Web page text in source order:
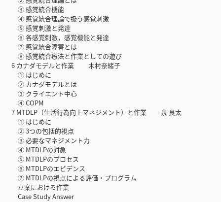
③ 感覚統合機能
④ 感覚統合理論で扱う感覚刺激
⑤ 感覚刺激と発達
⑥ 各感覚刺激，感覚機能と発達
⑦ 感覚統合障害とは
⑧ 感覚統合療法と作業としての遊び
6 カナダモデルと作業 木村奈緒子
① はじめに
② カナダモデルとは
③ クライエント中心
④ COPM
7 MTDLP（生活行為向上マネジメント）と作業 泉 良太
① はじめに
② 3つの包括的視点
③ 必要なマネジメント力
④ MTDLPの対象
⑤ MTDLPのプロセス
⑥ MTDLPのエビデンス
⑦ MTDLPの視点による評価・プログラム
立案における作業
Case Study Answer